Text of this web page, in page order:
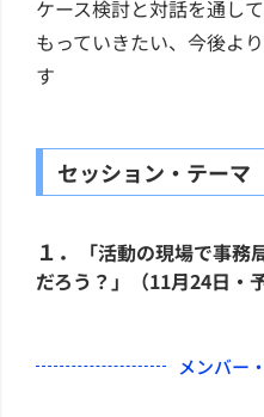
ケース検討と対話を通し
もっていきたい、今後よ
す
セッション・テーマ
１．
「活動の現場で事
だろう？」（11月24日・
メンバー